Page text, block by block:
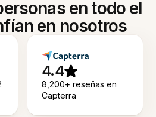
en todo el
en nosotros
4.4
8,200+ reseñas en
Capterra